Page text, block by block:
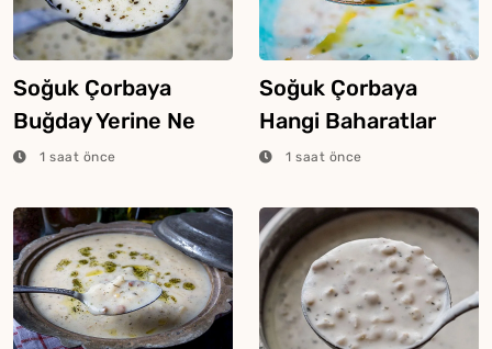
Soğuk Çorbaya
Buğday Yerine Ne
Konur?
1 saat önce
Soğuk Çorbaya
Hangi Baharatlar
Konulur?
1 saat önce